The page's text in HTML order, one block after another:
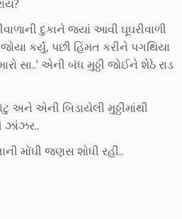
દુકાને જ્યાં આવી ઘૂઘરીવાળી
કર્યું, પછી હિંમત કરીને પગથિયા
સા..’ એની બંધ મુઠ્ઠી જોઈને શેઠે રાડ
અને એની બિડાયેલી મુઠ્ઠીમાંથી
ઝાંઝર..
મોંઘી જણસ શોધી રહી..